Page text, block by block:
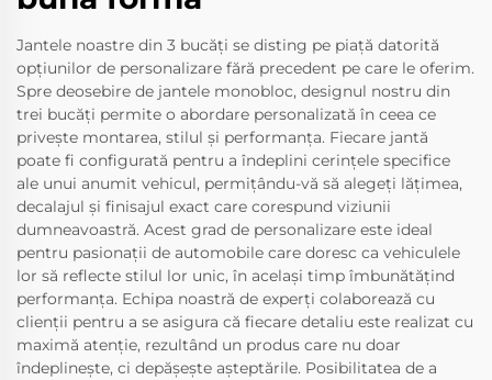
Jantele noastre din 3 bucăți se disting pe piață datorită
opțiunilor de personalizare fără precedent pe care le oferim.
Spre deosebire de jantele monobloc, designul nostru din
trei bucăți permite o abordare personalizată în ceea ce
privește montarea, stilul și performanța. Fiecare jantă
poate fi configurată pentru a îndeplini cerințele specifice
ale unui anumit vehicul, permițându-vă să alegeți lățimea,
decalajul și finisajul exact care corespund viziunii
dumneavoastră. Acest grad de personalizare este ideal
pentru pasionații de automobile care doresc ca vehiculele
lor să reflecte stilul lor unic, în același timp îmbunătățind
performanța. Echipa noastră de experți colaborează cu
clienții pentru a se asigura că fiecare detaliu este realizat cu
maximă atenție, rezultând un produs care nu doar
îndeplinește, ci depășește așteptările. Posibilitatea de a